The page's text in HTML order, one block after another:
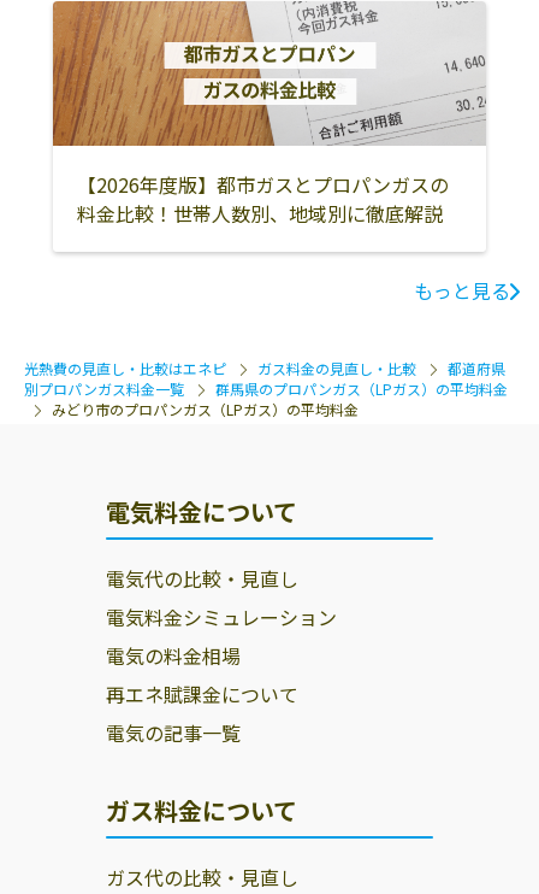
【2026年度版】都市ガスとプロパンガスの
料金比較！世帯人数別、地域別に徹底解説
もっと見る
光熱費の見直し・比較はエネピ ガス料金の見直し・比較
都道府県
別プロパンガス料金一覧
群馬県のプロパンガス（LPガス）の平均料金
みどり市のプロパンガス（LPガス）の平均料金
電気料金について
電気代の比較・見直し
電気料金シミュレーション
電気の料金相場
再エネ賦課金について
電気の記事一覧
ガス料金について
ガス代の比較・見直し